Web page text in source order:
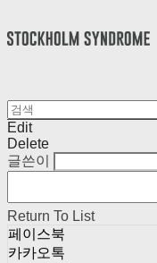
Edit
Delete
글쓴이
Return To List
페이스북
카카오톡